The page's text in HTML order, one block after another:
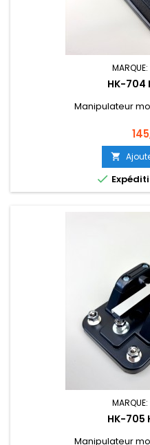
MARQUE:
HK-704
Manipulateur
Prix


MARQUE:
HK-705
Manipulateur